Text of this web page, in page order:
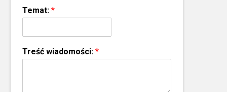
Temat: *
Treść wiadomości: *